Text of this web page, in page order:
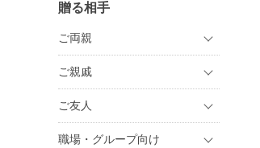
贈る相手
ご両親
ご親戚
ご友人
職場・グループ向け